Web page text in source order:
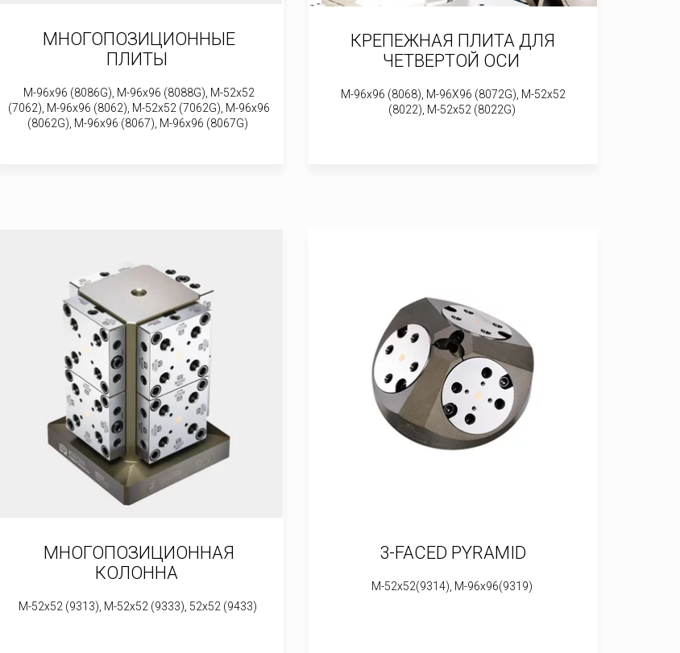
МНОГОПОЗИЦИОННЫЕ
ПЛИТЫ
M-96x96 (8086G), M-96x96 (8088G), M-52x52
(7062), M-96x96 (8062), M-52x52 (7062G), M-96x96
(8062G), M-96x96 (8067), M-96x96 (8067G)
КРЕПЕЖНАЯ ПЛИТА ДЛЯ
ЧЕТВЕРТОЙ ОСИ
M-96x96 (8068), M-96X96 (8072G), M-52x52
(8022), M-52x52 (8022G)
МНОГОПОЗИЦИОННАЯ
КОЛОННА
M-52x52 (9313), M-52x52 (9333), 52x52 (9433)
3-FACED PYRAMID
M-52x52(9314), M-96x96(9319)